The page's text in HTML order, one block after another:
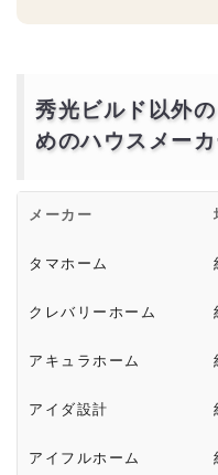
秀光ビルド以外
めのハウスメー
メーカー
タマホーム
クレバリーホーム
アキュラホーム
アイダ設計
アイフルホーム